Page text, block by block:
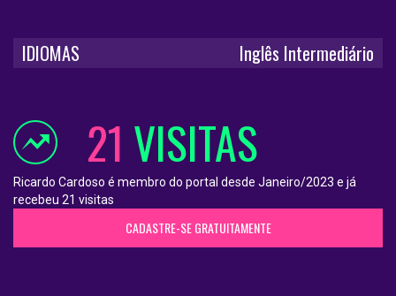
IDIOMAS Inglês Intermediário
21 VISITAS
Ricardo Cardoso é membro do portal desde Janeiro/2023 e já
recebeu 21 visitas
CADASTRE-SE GRATUITAMENTE